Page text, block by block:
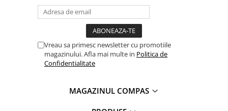
Poezie și teatru
Romane ilustrate
Dezvoltare personală și non-
Psihologie și dezvoltare personală
Parenting și educație
Vreau sa primesc newsletter cu promotiile
magazinului. Afla mai multe in Politica de
Confidentialitate
MAGAZINUL COMPAS